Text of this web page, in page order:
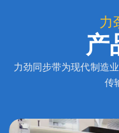
力
产
力劲同步带为现代制造
传